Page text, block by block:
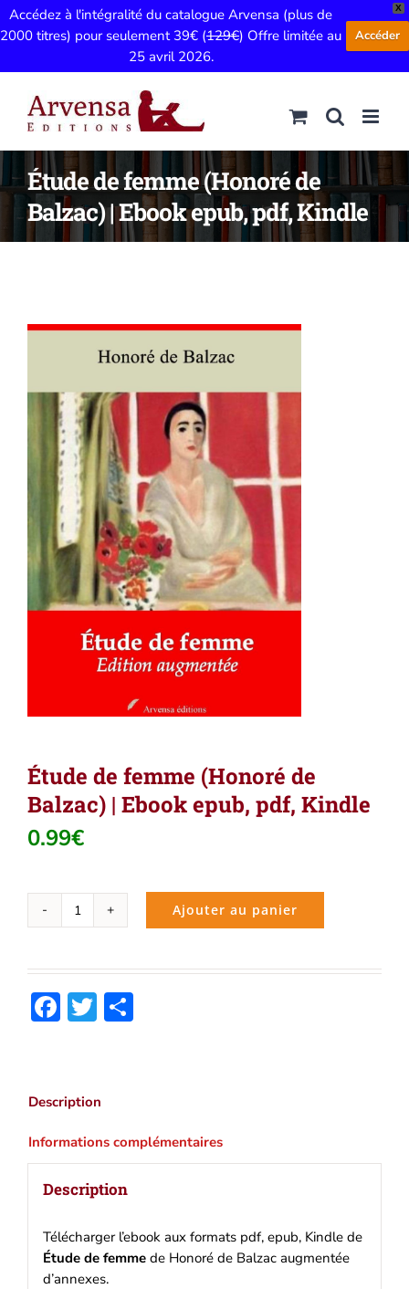
X
Accédez à l'intégralité du catalogue Arvensa (plus de
2000 titres) pour seulement 39€ (129€) Offre limitée au
25 avril 2026.
Accéder
contenu
Étude de femme (Honoré de
Balzac) | Ebook epub, pdf, Kindle
Étude de femme (Honoré de
Balzac) | Ebook epub, pdf, Kindle
0.99€
quantité
femme
(Honoré
Ebook
pdf,
Ajouter au panier
Facebook
Twitter
Description
Informations complémentaires
Description
Télécharger l’ebook aux formats pdf, epub, Kindle de
Étude de femmede Honoré de Balzac augmentée
d’annexes.